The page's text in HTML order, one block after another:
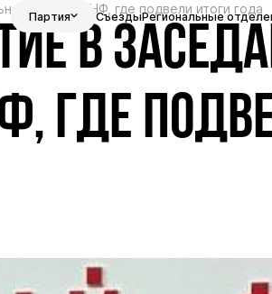
Партия СъездыРегиональные
штаба ОНФ, где подвели итоги года
В
ГДЕ